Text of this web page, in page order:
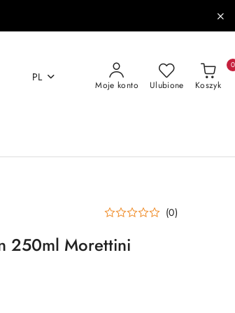
PL
Moje konto Ulubione Koszyk
0
(0)
250ml Morettini